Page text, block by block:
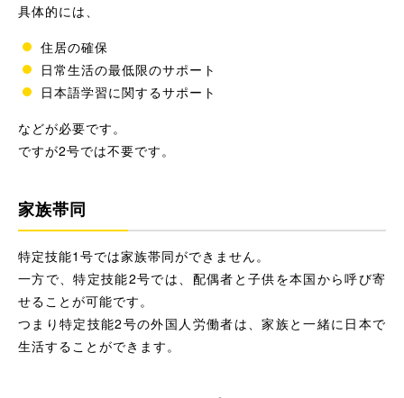
具体的には、
住居の確保
日常生活の最低限のサポート
日本語学習に関するサポート
などが必要です。
ですが2号では不要です。
家族帯同
特定技能1号では家族帯同ができません。
一方で、特定技能2号では、配偶者と子供を本国から呼び寄
せることが可能です。
つまり特定技能2号の外国人労働者は、家族と一緒に日本で
生活することができます。